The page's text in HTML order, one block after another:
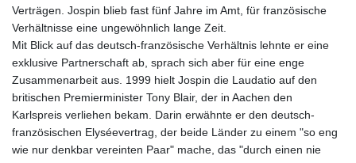
Verträgen. Jospin blieb fast fünf Jahre im Amt, für französische
Verhältnisse eine ungewöhnlich lange Zeit.
Mit Blick auf das deutsch-französische Verhältnis lehnte er eine
exklusive Partnerschaft ab, sprach sich aber für eine enge
Zusammenarbeit aus. 1999 hielt Jospin die Laudatio auf den
britischen Premierminister Tony Blair, der in Aachen den
Karlspreis verliehen bekam. Darin erwähnte er den deutsch-
französischen Elyséevertrag, der beide Länder zu einem "so eng
wie nur denkbar vereinten Paar" mache, das "durch einen nie